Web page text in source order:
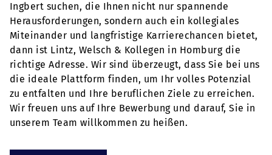
Ingbert suchen, die Ihnen nicht nur spannende
Herausforderungen, sondern auch ein kollegiales
Miteinander und langfristige Karrierechancen bietet,
dann ist Lintz, Welsch & Kollegen in Homburg die
richtige Adresse. Wir sind überzeugt, dass Sie bei uns
die ideale Plattform finden, um Ihr volles Potenzial
zu entfalten und Ihre beruflichen Ziele zu erreichen.
Wir freuen uns auf Ihre Bewerbung und darauf, Sie in
unserem Team willkommen zu heißen.